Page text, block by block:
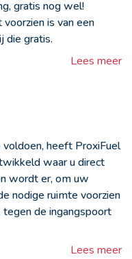
gratis nog wel!
is van een
die gratis.
Lees meer
heeft ProxiFuel
waar u direct
wordt er, om uw
nodige ruimte voorzien
de ingangspoort
Lees meer